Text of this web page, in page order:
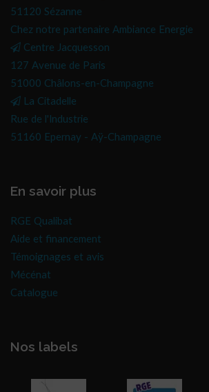
51120 Sézanne
Chez notre partenaire Ambiance Energie
Centre Jacquesson
127 Avenue de Paris
51000 Châlons-en-Champagne
La Citadelle
Rue de l'Industrie
51160 Epernay - Aÿ-Champagne
En savoir plus
RGE Qualibat
Aide et financement
Témoignages et avis
Mécénat
Catalogue
Nos labels